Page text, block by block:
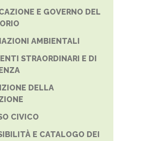
E GOVERNO DEL
AMBIENTALI
STRAORDINARI E DI
DELLA
CIVICO
E CATALOGO DEI